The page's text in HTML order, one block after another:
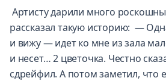
Артисту дарили много
рассказал такую историю: —
и вижу — идет ко мне из зала
и несет… 2 цветочка. Честно
сдрейфил. А потом заметил, что